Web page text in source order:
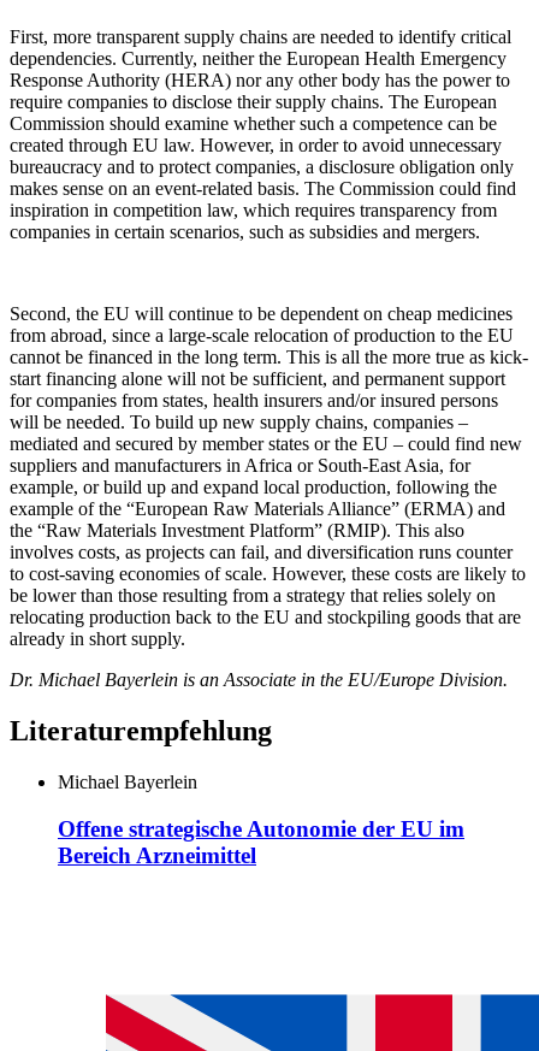
First, more transparent supply chains are needed to identify critical
dependencies. Currently, neither the European Health Emergency
Response Authority (HERA) nor any other body has the power to
require companies to disclose their supply chains. The European
Commission should examine whether such a competence can be
created through EU law. However, in order to avoid unnecessary
bureaucracy and to protect companies, a disclosure obligation only
makes sense on an event-related basis. The Commission could find
inspiration in competition law, which requires transparency from
companies in certain scenarios, such as subsidies and mergers.
Second, the EU will continue to be dependent on cheap medicines
from abroad, since a large-scale relocation of production to the EU
cannot be financed in the long term. This is all the more true as kick-
start financing alone will not be sufficient, and permanent support
for companies from states, health insurers and/or insured persons
will be needed. To build up new supply chains, companies –
mediated and secured by member states or the EU – could find new
suppliers and manufacturers in Africa or South-East Asia, for
example, or build up and expand local production, following the
example of the “European Raw Materials Alliance” (ERMA) and
the “Raw Materials Investment Platform” (RMIP). This also
involves costs, as projects can fail, and diversification runs counter
to cost-saving economies of scale. However, these costs are likely to
be lower than those resulting from a strategy that relies solely on
relocating production back to the EU and stockpiling goods that are
already in short supply.
Dr. Michael Bayerlein is an Associate in the EU/Europe Division.
Literaturempfehlung
Michael Bayerlein
Offene strategische Autonomie der EU im
Bereich Arzneimittel